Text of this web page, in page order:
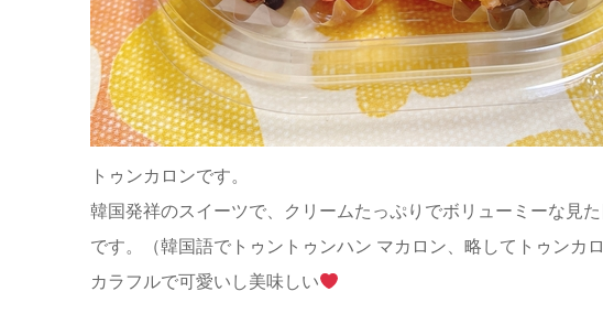
トゥンカロンです。
韓国発祥のスイーツで、クリームたっぷりでボリューミーな見
です。（韓国語でトゥントゥンハン マカロン、略してトゥンカロ
カラフルで可愛いし美味しい